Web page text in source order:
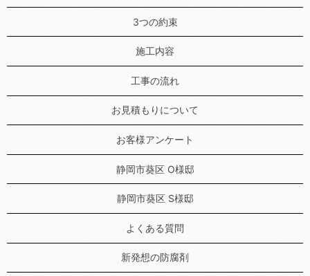
3つの約束
施工内容
工事の流れ
お見積もりについて
お客様アンケート
静岡市葵区 O様邸
静岡市葵区 S様邸
よくある質問
新発想の防腐剤